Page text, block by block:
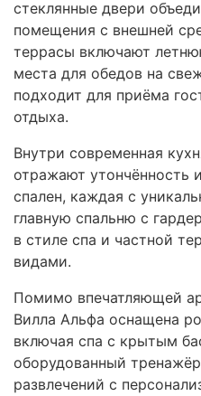
стеклянные двери
помещения с внешней
террасы включают
места для обедов на
подходит для приёма
отдыха.
Внутри современная
отражают утончённость
спален, каждая с
главную спальню с
в стиле спа и частной
видами.
Помимо впечатляющей
Вилла Альфа оснащена
включая спа с крытым
оборудованный
развлечений с